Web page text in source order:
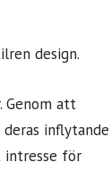
design.
Genom att
inflytande
intresse för